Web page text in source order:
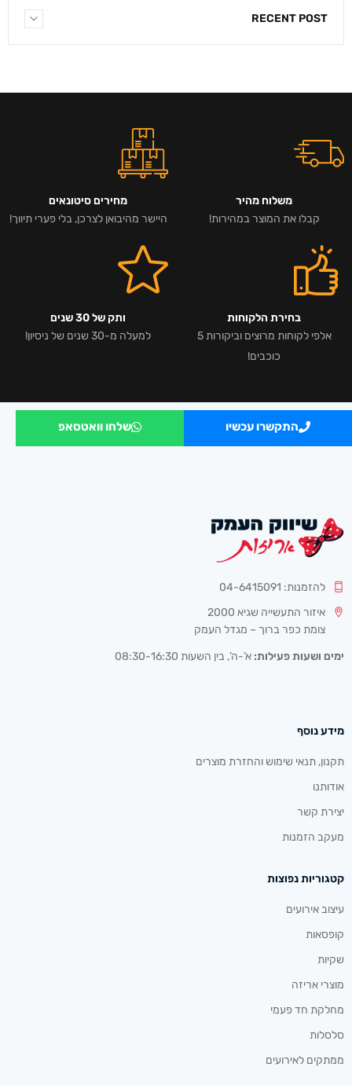
RECENT POST
משלוח מהיר
קבלו את המוצר במהירות!
מחירים סיטונאים
היישר מהיבואן לצרכן, בלי פערי תיווך!
בחירת הלקוחות
אלפי לקוחות מרוצים וביקורות 5
כוכבים!
ותק של 30 שנים
למעלה מ-30 שנים של ניסיון!
התקשרו עכשיו שלחו וואטסאפ
להזמנות: 04-6415091
איזור התעשייה שגיא 2000
צומת כפר ברוך – מגדל העמק
ימים ושעות פעילות: א’-ה’, בין השעות 08:30-16:30
מידע נוסף
תקנון, תנאי שימוש והחזרת מוצרים
אודותנו
יצירת קשר
מעקב הזמנות
קטגוריות נפוצות
עיצוב אירועים
קופסאות
שקיות
מוצרי אריזה
מחלקת חד פעמי
סלסלות
ממתקים לאירועים